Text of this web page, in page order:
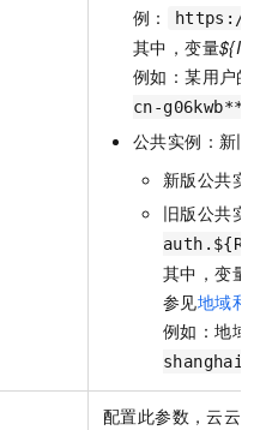
例：
https://
其中，变量
例如：某用户
cn-
公共实例：新
新版公共实
旧版公共实
其中，变量
参见地域和
例如：地域
配置此参数，云云